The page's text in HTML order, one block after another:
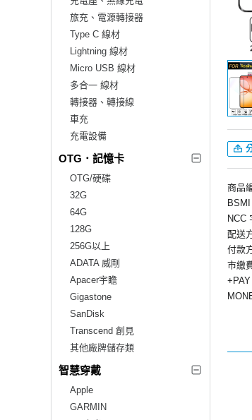
旅充、電源轉接器
Type C 線材
Lightning 線材
Micro USB 線材
多合一 線材
轉接器、轉接線
車充
充電設備
OTG．記憶卡
OTG/硬碟
32G
64G
128G
256G以上
ADATA 威剛
Apacer宇瞻
Gigastone
SanDisk
Transcend 創見
其他廠牌儲存類
智慧穿戴
Apple
GARMIN
商品
NCC
配送
付款
市繳
+PAY